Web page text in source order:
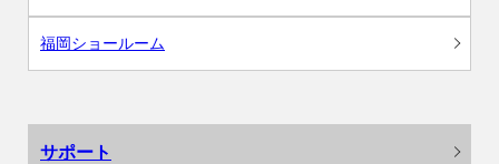
福岡ショールーム
サポート